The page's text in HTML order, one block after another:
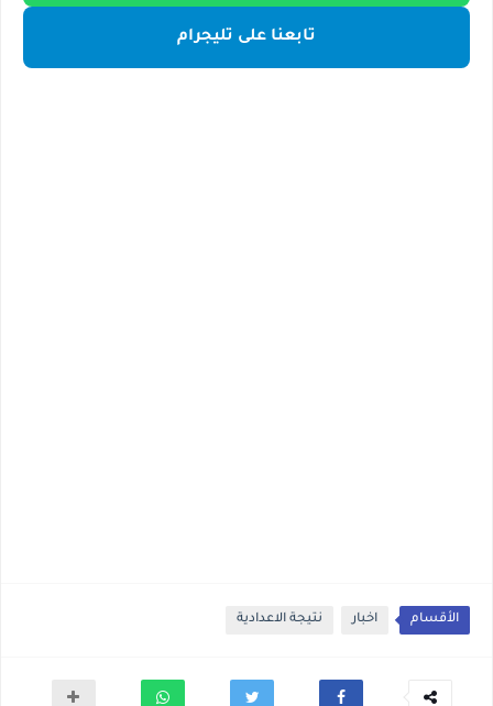
تابعنا على تليجرام
الأقسام اخبار نتيجة الاعدادية